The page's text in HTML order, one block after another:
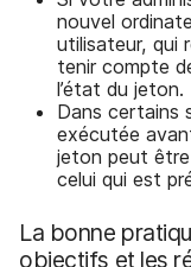
nouvel
utilisateur, qui
tenir compte
l’état du jeton.
Dans certains
exécutée
jeton peut
celui qui est
La bonne
objectifs et les